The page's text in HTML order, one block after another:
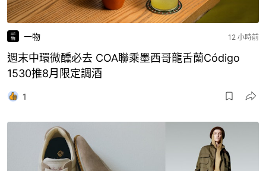
一物 12 小時前
週末中環微醺必去 COA聯乘墨西哥龍舌蘭Código
1530推8月限定調酒
1